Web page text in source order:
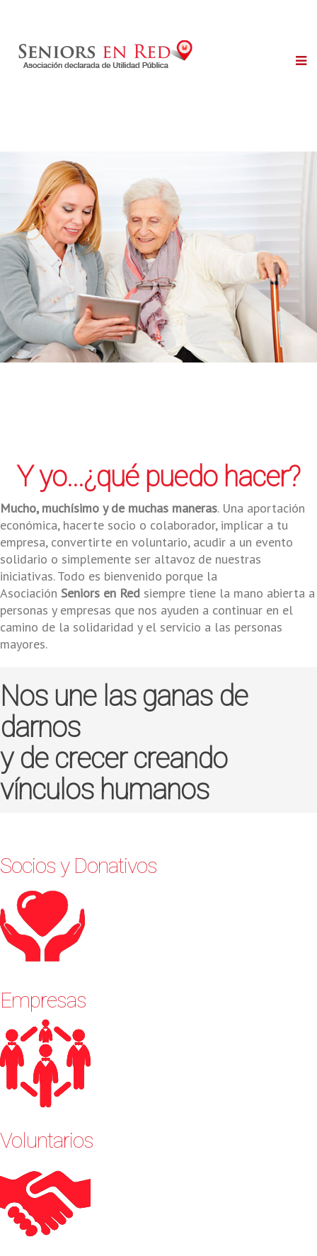
Y yo...¿qué puedo hacer?
Mucho, muchísimo y de muchas maneras. Una aportación
económica, hacerte socio o colaborador, implicar a tu
empresa, convertirte en voluntario, acudir a un evento
solidario o simplemente ser altavoz de nuestras
iniciativas. Todo es bienvenido porque la
Asociación Seniors en Red siempre tiene la mano abierta a
personas y empresas que nos ayuden a continuar en el
camino de la solidaridad y el servicio a las personas
mayores.
Nos une las ganas de
darnos
y de crecer creando
vínculos humanos
Socios y Donativos
Empresas
Voluntarios